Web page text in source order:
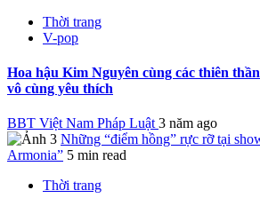
Thời trang
V-pop
Hoa hậu Kim Nguyên cùng các thiên
vô cùng yêu thích
BBT Việt Nam Pháp Luật 3 năm ago
Những “điểm hồng” rực rỡ tại
Armonia” 5 min read
Thời trang